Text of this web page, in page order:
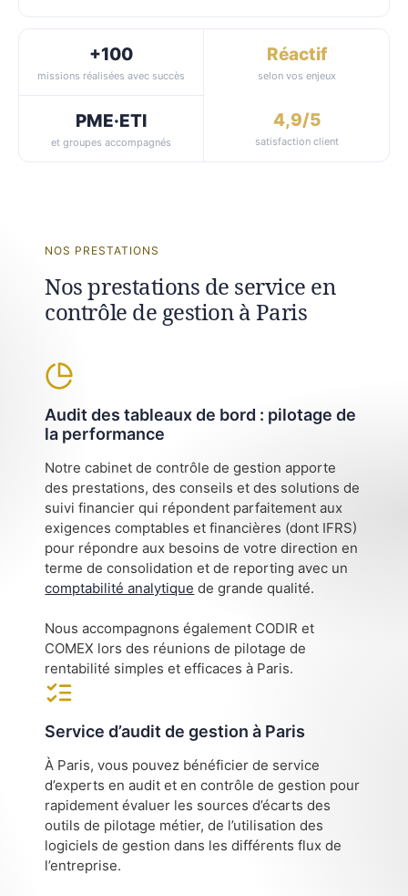
+100
missions réalisées avec succès
Réactif
selon vos enjeux
PME·ETI
et groupes accompagnés
4,9/5
satisfaction client
NOS PRESTATIONS
Nos prestations de service en
contrôle de gestion à Paris
Audit des tableaux de bord : pilotage de
la performance
Notre cabinet de contrôle de gestion apporte
des prestations, des conseils et des solutions de
suivi financier qui répondent parfaitement aux
exigences comptables et financières (dont IFRS)
pour répondre aux besoins de votre direction en
terme de consolidation et de reporting avec un
comptabilité analytique de grande qualité.
Nous accompagnons également CODIR et
COMEX lors des réunions de pilotage de
rentabilité simples et efficaces à Paris.
Service d’audit de gestion à Paris
À Paris, vous pouvez bénéficier de service
d’experts en audit et en contrôle de gestion pour
rapidement évaluer les sources d’écarts des
outils de pilotage métier, de l’utilisation des
logiciels de gestion dans les différents flux de
l’entreprise.